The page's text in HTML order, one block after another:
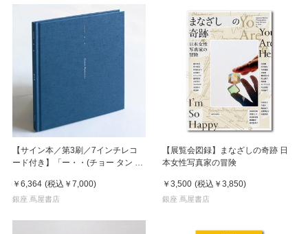
【サイン本／第3刷／7インチレコ
ード付き】「ー・・(チョー タン タ
￥6,364 (税込 ￥7,000)
銀座 蔦屋書店
【展覧会図録】まなざしの奇跡 日
本女性写真家の冒険
￥3,500 (税込 ￥3,850)
銀座 蔦屋書店